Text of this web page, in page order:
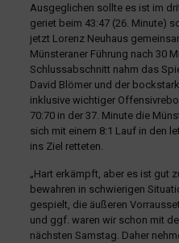
Ausgeglichen sollte es ist im
geriet beim 43:47 (26. Minute)
jetzt Lorenz Neuhaus
Münsteraner Führung nach 30
Schlussabschnitt nahm das
David Blömer und der
inklusive wichtiger
70:70 in der 37. Minute die
sich mit einem 8:1 Lauf in den
ins Ziel retteten.
„Hart erkämpft, aber es ist gut
bewahren in schwierigen
gespielt, die äußeren
und ggf. waren wir schon mit
nächsten Samstag. Daher